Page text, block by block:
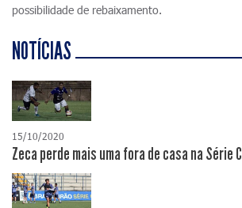
possibilidade de rebaixamento.
NOTÍCIAS
15/10/2020
Zeca perde mais uma fora de casa na Série C